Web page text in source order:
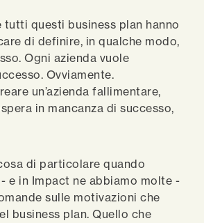
tutti questi business plan hanno
di definire, in qualche modo,
Ogni azienda vuole
Ovviamente.
un’azienda fallimentare,
in mancanza di successo,
di particolare quando
e in Impact ne abbiamo molte -
sulle motivazioni che
business plan. Quello che